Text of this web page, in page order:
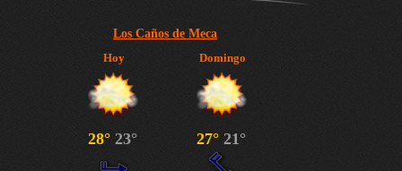
Los Caños de Meca